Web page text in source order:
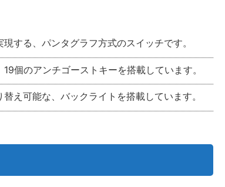
する、パンタグラフ方式のスイッチです。
個のアンチゴーストキーを搭載しています。
え可能な、バックライトを搭載しています。